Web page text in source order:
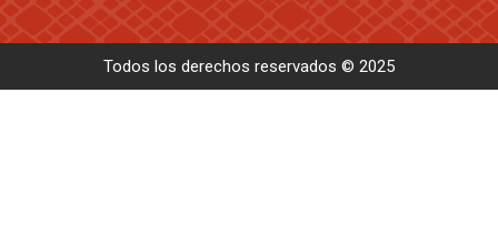
Todos los derechos reservados © 2025